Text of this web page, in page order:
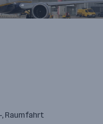
Raumfahrt